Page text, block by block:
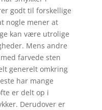
godt til forskellige
nogle mener at
kan være utrolige
Mens andre
farvede sten
generelt omkring
har mange
er delt op i
Derudover er